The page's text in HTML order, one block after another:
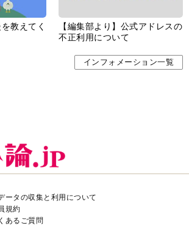
教えてく
【編集部より】公式アドレスの
不正利用について
インフォメーション一覧
ータの収集と利用について
規約
あるご質問